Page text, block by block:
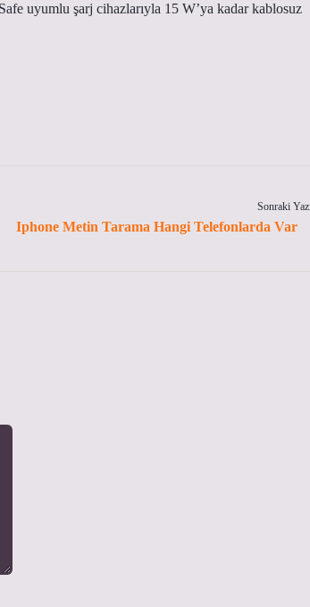
uyumlu şarj cihazlarıyla 15 W’ya kadar kablosuz
Sonraki
Iphone Metin Tarama Hangi Telefonlarda Var